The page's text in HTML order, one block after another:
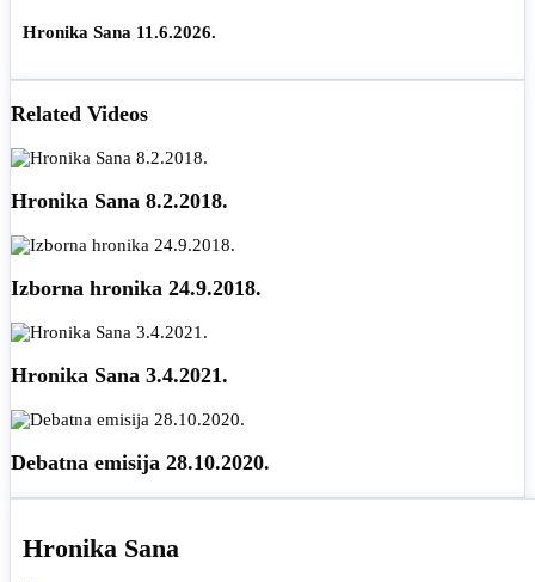
Hronika Sana 11.6.2026.
Related Videos
Hronika Sana 8.2.2018.
Izborna hronika 24.9.2018.
Hronika Sana 3.4.2021.
Debatna emisija 28.10.2020.
Hronika Sana